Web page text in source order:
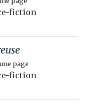
fiction
page
fiction